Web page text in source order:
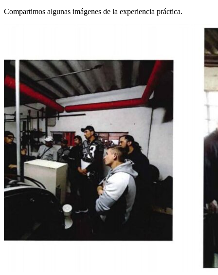
Compartimos algunas imágenes de la experiencia práctica.